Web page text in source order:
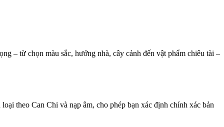
– từ chọn màu sắc, hướng nhà, cây cảnh đến vật phẩm chiêu tài –
theo Can Chi và nạp âm, cho phép bạn xác định chính xác bản